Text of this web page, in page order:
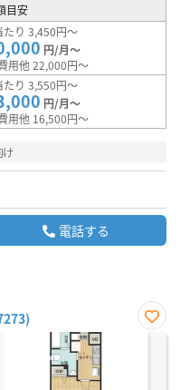
目安
たり 3,450円～
円/月～
用他 22,000円～
たり 3,550円～
円/月～
用他 16,500円～
け
電話する
お気